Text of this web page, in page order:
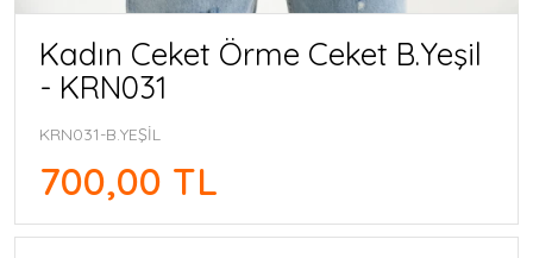
Kadın Ceket Örme Ceket B.Yeşil
- KRN031
KRN031-B.YEŞİL
700,00 TL